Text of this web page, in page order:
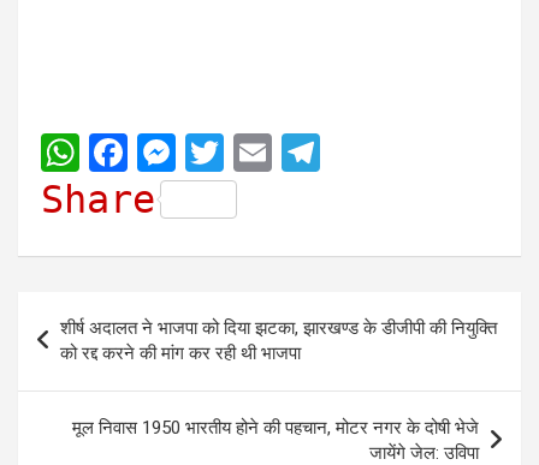
W
h
t
s
A
p
p
F
a
e
b
o
o
k
M
e
s
s
n
g
e
T
w
i
t
t
e
r
E
i e
r
a
m
Share
navigation
शीर्ष अदालत ने भाजपा को दिया झटका, झारखण्ड के डीजीपी की नियुक्ति
को रद्द करने की मांग कर रही थी भाजपा
मूल निवास 1950 भारतीय होने की पहचान, मोटर नगर के दोषी भेजे
जायेंगे जेल: उविपा